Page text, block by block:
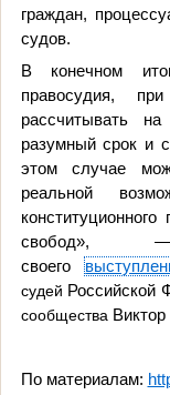
граждан,
судов.
В конечном
правосудия,
рассчитывать
разумный срок и
этом случае
реальной
своего
судей Российской
сообщества
По материалам: